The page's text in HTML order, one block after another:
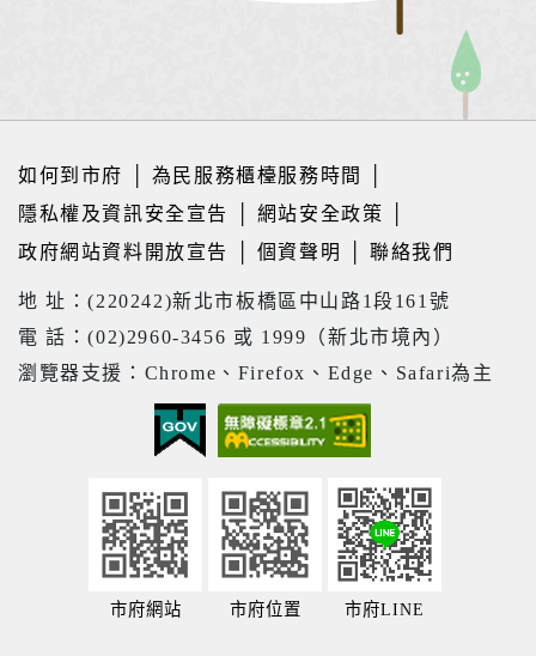
如何到市府 為民服務櫃檯服務時間
隱私權及資訊安全宣告
網站安全政策
政府網站資料開放宣告
個資聲明 │聯絡我們
地 址：(220242)新北市板橋區中山路1段161號
電 話：(02)2960-3456 或 1999（新北市境內）
瀏覽器支援：Chrome、Firefox、Edge、Safari為主
市府網站 市府位置 市府LINE